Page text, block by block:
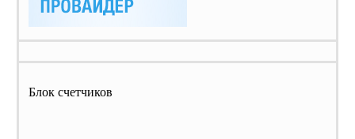
Блок счетчиков